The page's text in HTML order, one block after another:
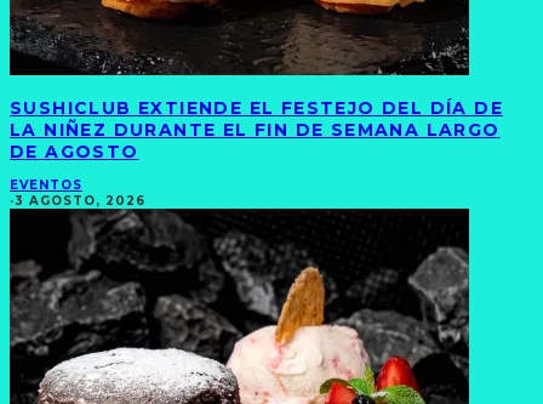
SUSHICLUB EXTIENDE EL FESTEJO DEL DÍA DE
LA NIÑEZ DURANTE EL FIN DE SEMANA LARGO
DE AGOSTO
EVENTOS
·3 AGOSTO, 2026